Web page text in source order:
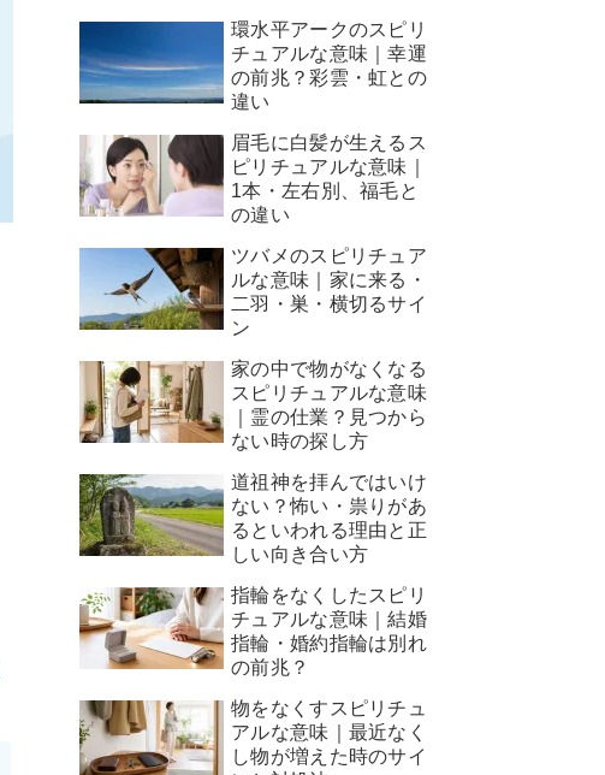
環水平アークのスピリ
チュアルな意味｜幸運
の前兆？彩雲・虹との
違い
眉毛に白髪が生えるス
ピリチュアルな意味｜
1本・左右別、福毛と
の違い
ツバメのスピリチュア
ルな意味｜家に来る・
二羽・巣・横切るサイ
ン
家の中で物がなくなる
スピリチュアルな意味
｜霊の仕業？見つから
ない時の探し方
道祖神を拝んではいけ
ない？怖い・祟りがあ
るといわれる理由と正
しい向き合い方
指輪をなくしたスピリ
チュアルな意味｜結婚
指輪・婚約指輪は別れ
の前兆？
物をなくすスピリチュ
アルな意味｜最近なく
し物が増えた時のサイ